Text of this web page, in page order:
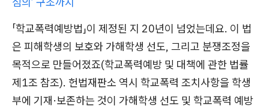
「학교폭력예방법」이 제정된 지 20년이 넘었는데요. 이 법
은 피해학생의 보호와 가해학생 선도, 그리고 분쟁조정을
목적으로 만들어졌죠(학교폭력예방 및 대책에 관한 법률
제1조 참조). 헌법재판소 역시 학교폭력 조치사항을 학생
부에 기재·보존하는 것이 가해학생 선도 및 학교폭력 예방